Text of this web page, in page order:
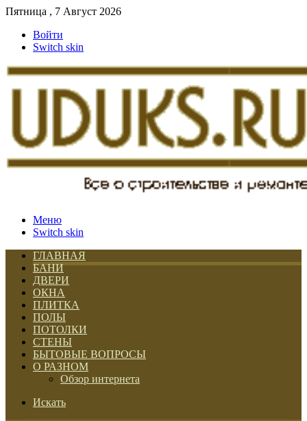
Пятница , 7 Август 2026
Войти
Switch skin
Меню
Switch skin
ГЛАВНАЯ
БАНИ
ДВЕРИ
ОКНА
ПЛИТКА
ПОЛЫ
ПОТОЛКИ
СТЕНЫ
БЫТОВЫЕ ВОПРОСЫ
О РАЗНОМ
Обзор интернета
Искать